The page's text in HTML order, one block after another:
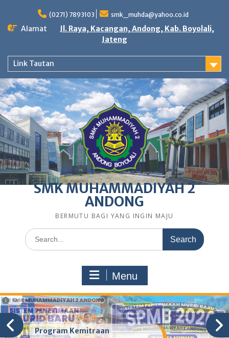
content
(0271) 7893103 smk_muhda@yahoo.co.id
Alamat
Jl. Raya, Kacangan, Andong, Kab. Boyolali,
Jateng
Link Tautan
SMK MUHAMMADIYAH 2
ANDONG
BERMUTU BAGI YANG INGIN MAJU
Search
for:
Menu
Program Kemitraan